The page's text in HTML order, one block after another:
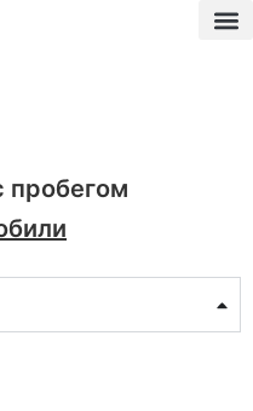
пробегом